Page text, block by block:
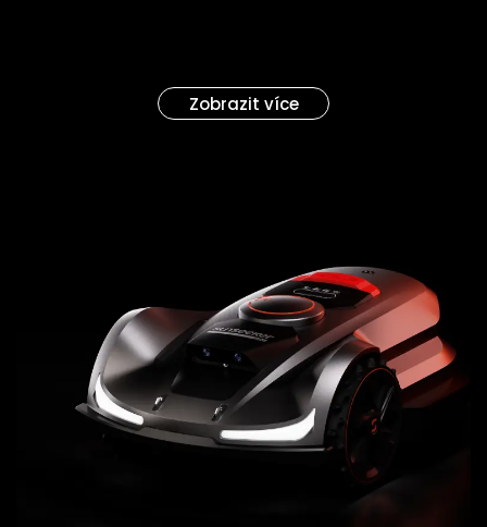
Zobrazit více